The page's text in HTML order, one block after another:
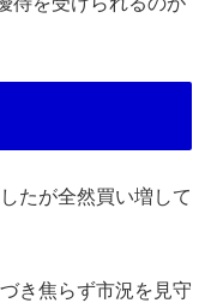
たが全然買い増して
き焦らず市況を見守